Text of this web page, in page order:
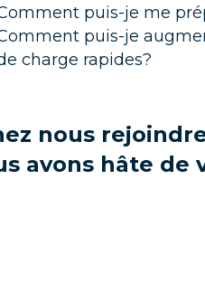
puis-je me
puis-je
charge rapides?
nous
avons hâte de